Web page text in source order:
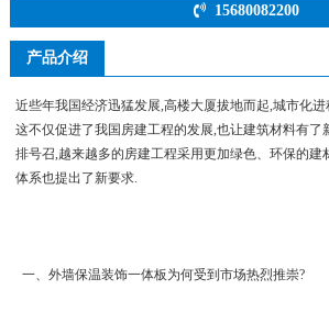
15680082200
产品介绍
近些年我国经济迅猛发展,高楼大厦拔地而起,城市化
这不仅促进了我国房建工程的发展,也让建筑材料有了
排号召,越来越多的房建工程采用更加绿色、环保的建
体系也提出了新要求.
一、外墙保温装饰一体板为何受到市场热烈推崇?